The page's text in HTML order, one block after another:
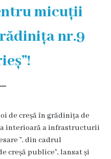
micuții
nr.9
de creșă în grădinița de
interioară a infrastructurii
”, din cadrul
creșă publice”, lansat și